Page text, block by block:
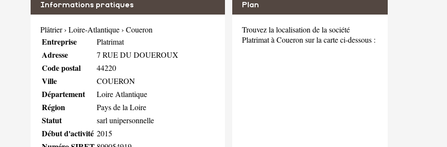
Informations pratiques
Plâtrier› Loire-Atlantique› Coueron
Entreprise Platrimat
Adresse 7 RUE DU DOUEROUX
Code postal 44220
Ville COUERON
Département Loire Atlantique
Région Pays de la Loire
Statut sarl unipersonnelle
Début d'activité 2015
Plan
Trouvez la localisation de la société
Platrimat à Coueron sur la carte ci-dessous :